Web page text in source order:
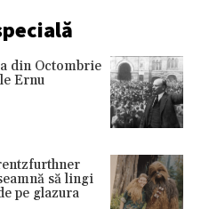
din Octombrie
Ernu
să lingi
pe glazura